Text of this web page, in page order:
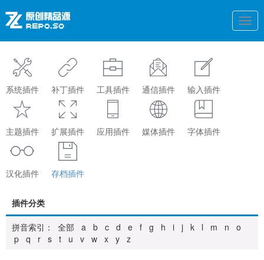
系统插件 补丁插件 工具插件 通信插件 输入插件
主题插件 扩展插件 应用插件 媒体插件 字体插件
汉化插件 存档插件
插件分类
拼音索引： 全部 a b c d e f g h i j k l m n
o
p q r s t u v w x y z